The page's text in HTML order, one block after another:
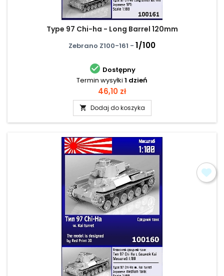
Type 97 Chi-ha - Long Barrel 120mm
Zebrano Z100-161 - 1/100
 Dostępny
Termin wysyłki 1 dzień
Cena
46,10 zł
 Dodaj do koszyka